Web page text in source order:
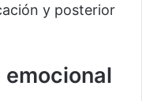
y posterior